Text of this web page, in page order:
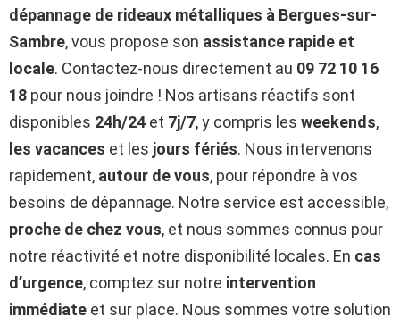
dépannage de rideaux métalliques à Bergues-sur-
Sambre, vous propose son assistance rapide et
locale. Contactez-nous directement au 09 72 10 16
18 pour nous joindre ! Nos artisans réactifs sont
disponibles 24h/24 et 7j/7, y compris les weekends,
les vacances et les jours fériés. Nous intervenons
rapidement, autour de vous, pour répondre à vos
besoins de dépannage. Notre service est accessible,
proche de chez vous, et nous sommes connus pour
notre réactivité et notre disponibilité locales. En cas
d’urgence, comptez sur notre intervention
immédiate et sur place. Nous sommes votre solution